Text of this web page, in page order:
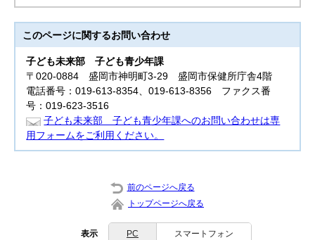
このページに関するお問い合わせ
子ども未来部子ども青少年課
〒020-0884 盛岡市神明町3-29 盛岡市保健所庁舎4階
電話番号：019-613-8354、019-613-8356 ファクス番
号：019-623-3516
子ども未来部 子ども青少年課へのお問い合わせは専
用フォームをご利用ください。
前のページへ戻る
トップページへ戻る
表示 PC スマートフォン